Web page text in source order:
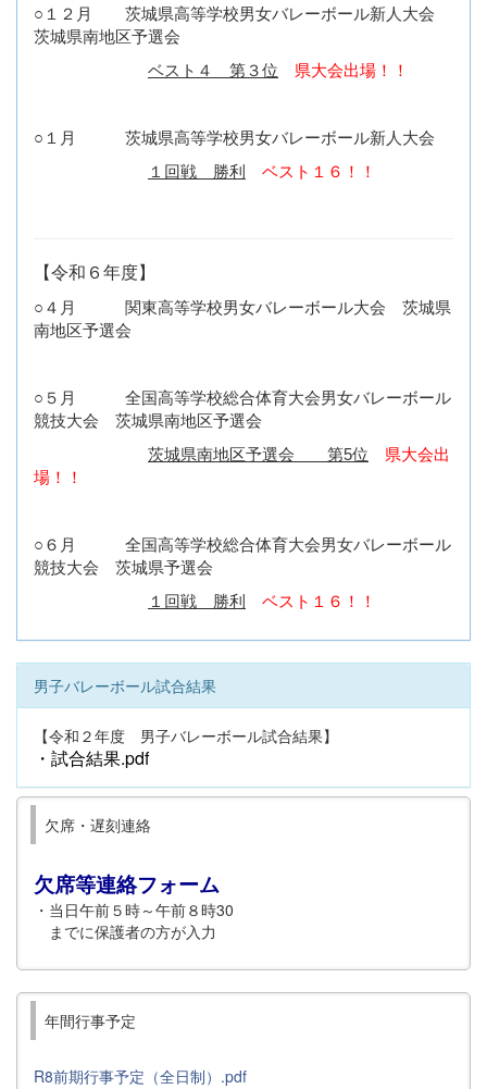
○１２月 茨城県高等学校男女バレーボール新人大会
茨城県南地区予選会
ベスト４ 第３位
県大会出場！！
○１月 茨城県高等学校男女バレーボール新人大会
１回戦 勝利
ベスト１６！！
【令和６年度】
○４月 関東高等学校男女バレーボール大会 茨城県
南地区予選会
○５月 全国高等学校総合体育大会男女バレーボール
競技大会 茨城県南地区予選会
茨城県南地区予選会 第5位
県大会出
場！！
○６月 全国高等学校総合体育大会男女バレーボール
競技大会 茨城県予選会
１回戦 勝利
ベスト１６！！
男子バレーボール試合結果
【令和２年度 男子バレーボール試合結果】
・ 試合結果.pdf
欠席・遅刻連絡
欠席等連絡フォーム
・当日午前５時～午前８時30
までに保護者の方が入力
年間行事予定
R8前期行事予定（全日制）.pdf